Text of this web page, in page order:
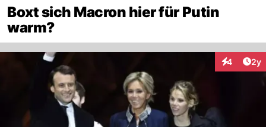
Boxt sich Macron hier für Putin
warm?
4 2y